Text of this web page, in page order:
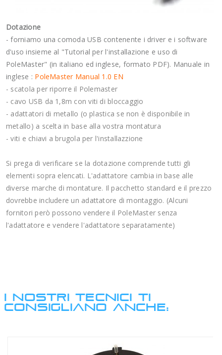
Dotazione
- forniamo una comoda USB contenente i driver e i software
d'uso insieme al "Tutorial per l'installazione e uso di
PoleMaster" (in italiano ed inglese, formato PDF). Manuale in
inglese : PoleMaster Manual 1.0 EN
- scatola per riporre il Polemaster
- cavo USB da 1,8m con viti di bloccaggio
- adattatori di metallo (o plastica se non è disponibile in
metallo) a scelta in base alla vostra montatura
- viti e chiavi a brugola per l'installazzione
Si prega di verificare se la dotazione comprende tutti gli
elementi sopra elencati. L'adattatore cambia in base alle
diverse marche di montature. Il pacchetto standard e il prezzo
dovrebbe includere un adattatore di montaggio. (Alcuni
fornitori però possono vendere il PoleMaster senza
l'adattatore e vendere l'adattatore separatamente)
I NOSTRI TECNICI TI
CONSIGLIANO ANCHE: